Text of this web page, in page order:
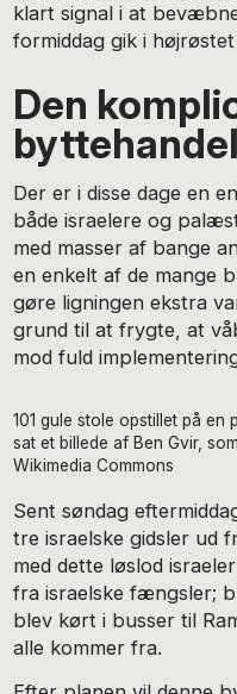
klart signal i at
formiddag gik i
Den
byttehandel
Der er i disse dage en
både israelere og
med masser af bange
en enkelt af de mange
gøre ligningen ekstra
grund til at frygte, at
mod fuld
101 gule stole opstillet på
sat et billede af Ben Gvir,
Wikimedia Commons
Sent søndag
tre israelske gidsler ud
med dette løslod
fra israelske fængsler;
blev kørt i busser til
alle kommer fra.